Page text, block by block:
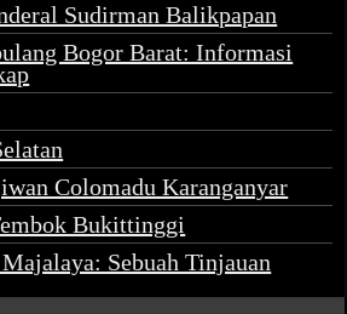
Sudirman Balikpapan
Bogor Barat: Informasi
Colomadu Karanganyar
Bukittinggi
Sebuah Tinjauan